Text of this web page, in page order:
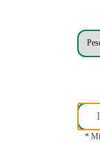
*